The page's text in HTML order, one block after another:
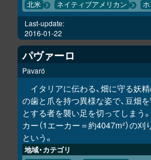
北米 ネイティブアメリカン
Last-update:
2016-01-22
パヴァーロ
Pavaró
イタリアに伝わる、畑に守る妖
の歯と爪を持つ異様な姿で、豆畑
とする者を襲い足を切ってしまう
カー（1エーカー＝約4047m²）の
という。
地域・カテゴリ